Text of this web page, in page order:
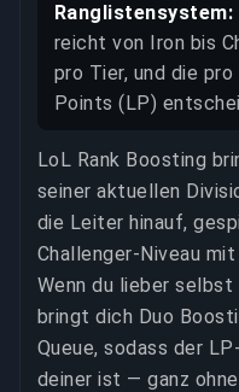
Ranglistensystem:
reicht von Iron bis
pro Tier, und die
Points (LP)
LoL Rank Boosting
seiner aktuellen
die Leiter hinauf,
Challenger-Niveau
Wenn du lieber
bringt dich Duo
Queue, sodass der
deiner ist — ganz